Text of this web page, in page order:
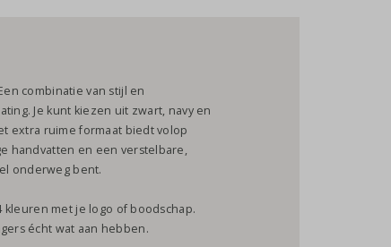
combinatie van stijl en
Je kunt kiezen uit zwart, navy en
extra ruime formaat biedt volop
handvatten en een verstelbare,
onderweg bent.
kleuren met je logo of boodschap.
écht wat aan hebben.